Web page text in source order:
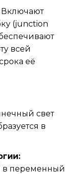
(junction
всей
её
свет
в
в переменный